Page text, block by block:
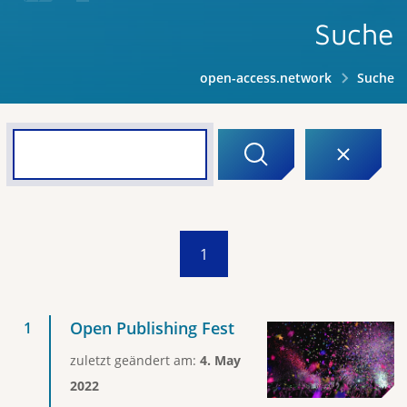
Suche
open-access.network Suche
1
Open Publishing Fest
zuletzt geändert am: 4. May
2022